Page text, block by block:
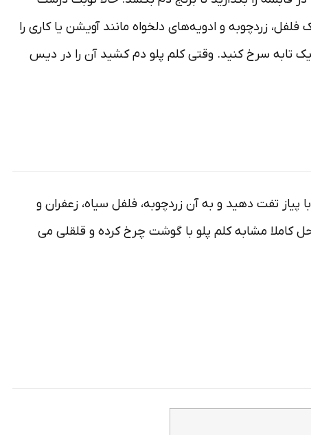
زردچوبه و ادویه‌های دلخواه مانند آویشن یا کاری را
تابه سرخ کنید. وقتی کلم پلو دم کشید آن را در دیس
تفت دهید و به آن زردچوبه، فلفل سیاه، زعفران و
کاملا مشابه کلم پلو با گوشت چرخ کرده و قلقلی می